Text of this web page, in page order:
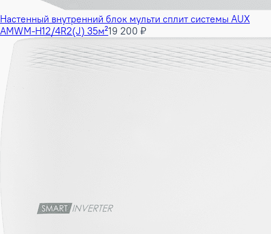
Настенный внутренний блок мульти сплит системы AUX
AMWM-H12/4R2(J) 35м²19 200 ₽